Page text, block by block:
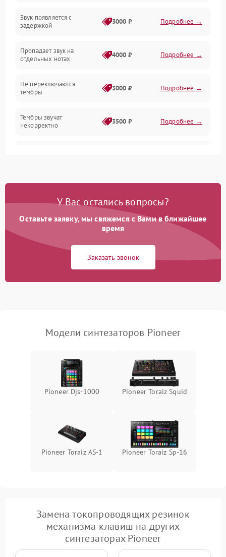
Подключения и интерфейсы
Оптика
Электроника
Звук появляется с
задержкой
3000 ₽ Подробнее →
Пропадает звук на
отдельных нотах
4000 ₽ Подробнее →
Не переключаются
тембры
3000 ₽ Подробнее →
Тембры звучат
некорректно
3500 ₽ Подробнее →
У Вас остались вопросы?
Оставьте заявку, мы свяжемся с Вами в ближайшее
время
Заказать звонок
Модели синтезаторов Pioneer
Pioneer Djs-1000 Pioneer Toraiz Squid
Pioneer Toraiz AS-1 Pioneer Toraiz Sp-16
Замена токопроводящих резинок
механизма клавиш на других
синтезаторах Pioneer